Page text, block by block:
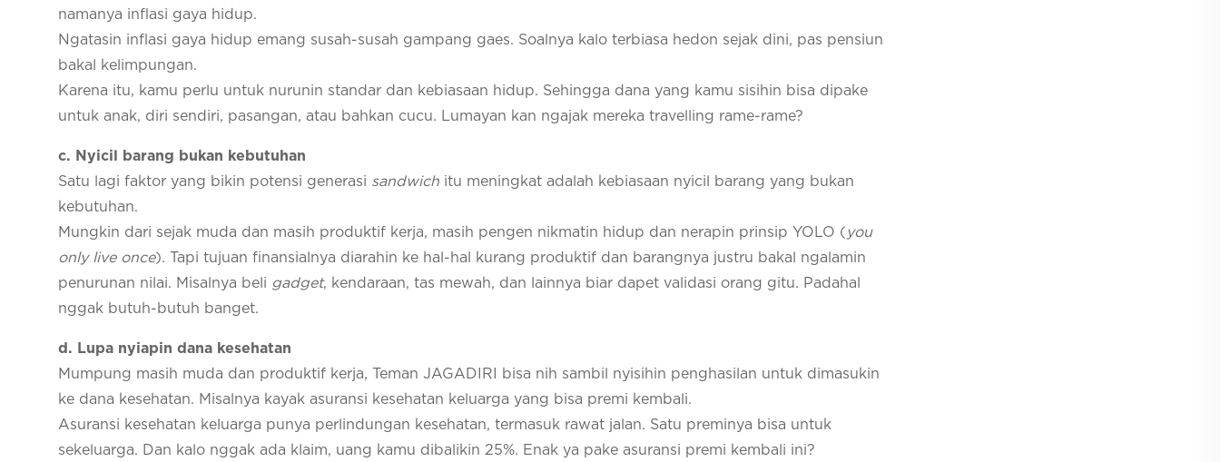
namanya inflasi gaya hidup.
Ngatasin inflasi gaya hidup emang susah-susah gampang gaes. Soalnya kalo terbiasa hedon sejak dini, pas pensiun
bakal kelimpungan.
Karena itu, kamu perlu untuk nurunin standar dan kebiasaan hidup. Sehingga dana yang kamu sisihin bisa dipake
untuk anak, diri sendiri, pasangan, atau bahkan cucu. Lumayan kan ngajak mereka travelling rame-rame?
c. Nyicil barang bukan kebutuhan
Satu lagi faktor yang bikin potensi generasi sandwich itu meningkat adalah kebiasaan nyicil barang yang bukan
kebutuhan.
Mungkin dari sejak muda dan masih produktif kerja, masih pengen nikmatin hidup dan nerapin prinsip YOLO (you
only live once). Tapi tujuan finansialnya diarahin ke hal-hal kurang produktif dan barangnya justru bakal ngalamin
penurunan nilai. Misalnya beli gadget, kendaraan, tas mewah, dan lainnya biar dapet validasi orang gitu. Padahal
nggak butuh-butuh banget.
d. Lupa nyiapin dana kesehatan
Mumpung masih muda dan produktif kerja, Teman JAGADIRI bisa nih sambil nyisihin penghasilan untuk dimasukin
ke dana kesehatan. Misalnya kayak asuransi kesehatan keluarga yang bisa premi kembali.
Asuransi kesehatan keluarga punya perlindungan kesehatan, termasuk rawat jalan. Satu preminya bisa untuk
sekeluarga. Dan kalo nggak ada klaim, uang kamu dibalikin 25%. Enak ya pake asuransi premi kembali ini?